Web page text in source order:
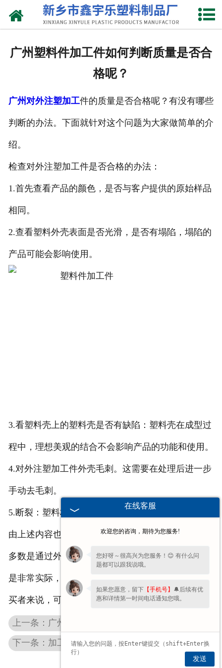
网站首页
广州塑料件加工件如何判断质量是否合
格呢？
广州对外注塑加工件的质量是否合格呢？有没有哪些
判断的办法。下面就针对这个问题为大家做简单的介
绍。
检查对外注塑加工件是否合格的办法：
1.首先查看产品的颜色，是否与客户提供的原始样品
相同。
2.查看塑料外壳表面是否光滑，是否有塌陷，塌陷的
产品可能会影响使用。
3.看塑料壳上的塑料壳是否有缺陷：塑料壳在成型过
程中，理想美观的结合不会影响产品的功能和使用。
4.对外注塑加工件外壳毛刺。这需要在处理后进一步
手动去毛刺。
5.断裂：塑料材料部分断裂后的缺陷。
由上述内容也不难看出检查对外注塑加工件的方法大
多数是通过外观的方法判断质量，采取这种判断方法
是非常实际，如果是一些比较麻烦的方法，对我们购
买者来说，可能还会真的不是那么实用。
下一条：加工时如何控制广州化工桶防伪盖的色差
在线客服
欢迎您的咨询，期待为您服务!
您好呀～很高兴为您服务！😊 有什么问
题都可以跟我说哦。
如果您愿意，留下 【手机号】 🔔后续有优
惠和详情第一时间电话通知您哦。
发送